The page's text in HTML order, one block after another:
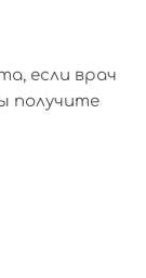
если врач
получите